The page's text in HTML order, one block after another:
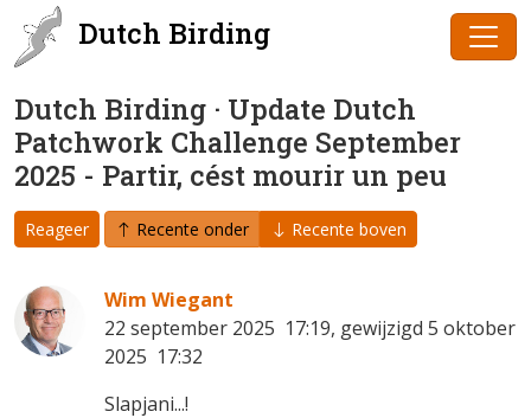
Dutch Birding
Dutch Birding · Update Dutch
Patchwork Challenge September
2025 - Partir, cést mourir un peu
Reageer Recente onder Recente boven
Wim Wiegant
22 september 2025 17:19, gewijzigd 5 oktober
2025 17:32
Slapjani...!